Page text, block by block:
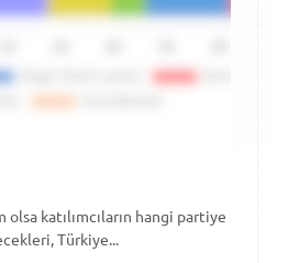
katılımcıların hangi partiye
Türkiye...